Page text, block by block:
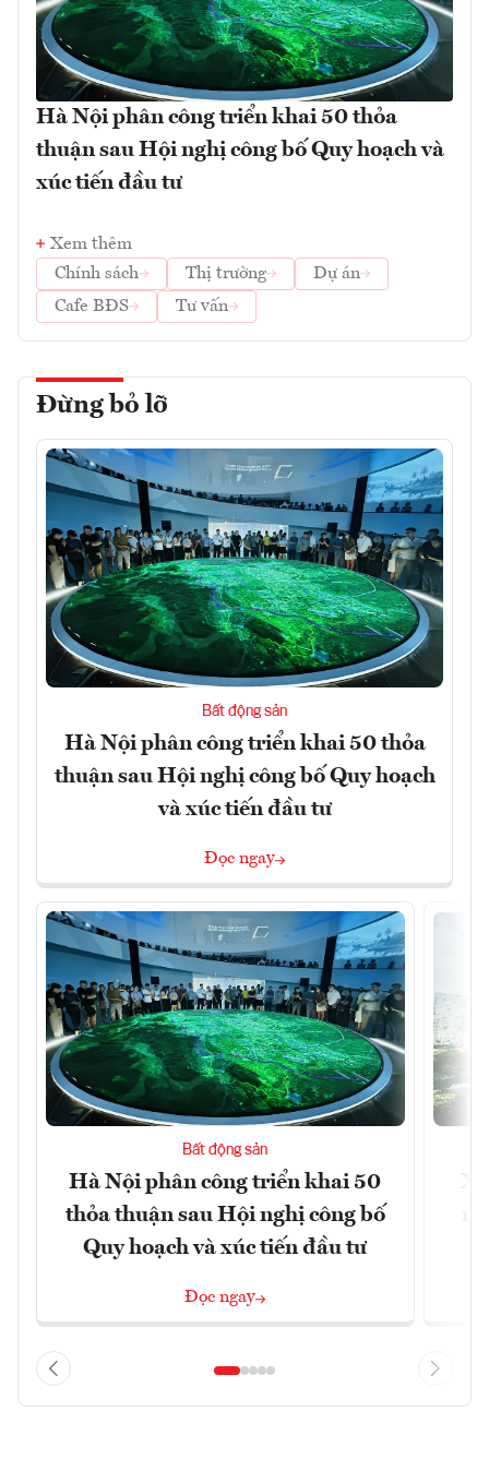
Hà Nội phân công triển khai 50 thỏa
thuận sau Hội nghị công bố Quy hoạch và
xúc tiến đầu tư
Xem thêm
Chính sách
Thị trường
Dự án
Cafe BĐS
Tư vấn
Đừng bỏ lỡ
Bất động sản
Hà Nội phân công triển khai 50 thỏa
thuận sau Hội nghị công bố Quy hoạch
và xúc tiến đầu tư
Đọc ngay
Bất động sản
Hà Nội phân công triển khai 50
thỏa thuận sau Hội nghị công bố
Quy hoạch và xúc tiến đầu tư
Đọc ngay